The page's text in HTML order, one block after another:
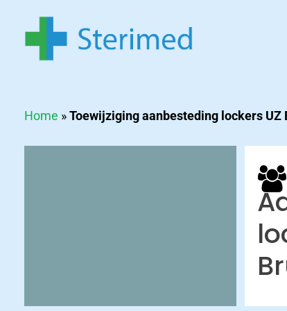
Hit enter to search or ESC to close
Home »Toewijziging aanbesteding lockers UZ